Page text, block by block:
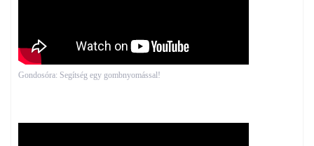
Gondosóra: Segítség egy gombnyomással!